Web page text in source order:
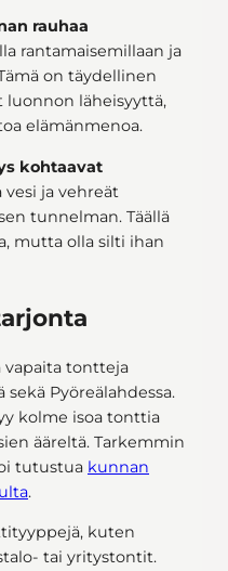
rauhaa
rantamaisemillaan ja
on täydellinen
luonnon läheisyyttä,
elämänmenoa.
kohtaavat
vesi ja vehreät
tunnelman. Täällä
mutta olla silti ihan
vapaita tontteja
sekä Pyöreälahdessa.
kolme isoa tonttia
ääreltä. Tarkemmin
tutustua kunnan
.
kuten
tai yritystontit.